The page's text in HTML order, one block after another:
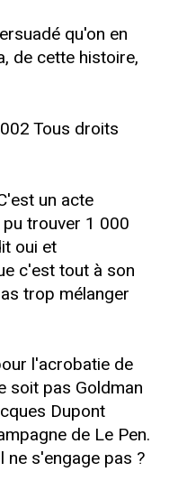
qu'on en
de cette histoire,
Tous droits
un acte
trouver 1 000
oui et
c'est tout à son
trop mélanger
l'acrobatie de
soit pas Goldman
Dupont
de Le Pen.
ne s'engage pas ?